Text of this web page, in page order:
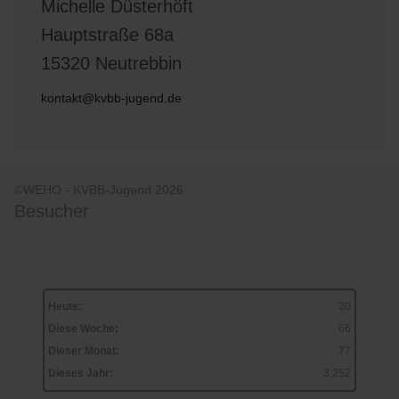
Michelle Düsterhöft
Hauptstraße 68a
15320 Neutrebbin
kontakt@kvbb-jugend.de
©WEHO - KVBB-Jugend 2026
Besucher
Heute:
Diese Woche:
Dieser Monat:
77
Dieses Jahr:
3.252